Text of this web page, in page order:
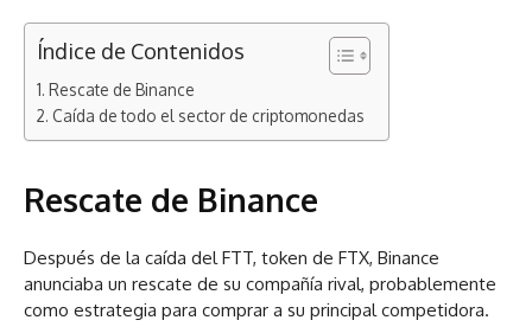
Índice de Contenidos
Rescate de Binance
Caída de todo el sector de criptomonedas
Rescate de Binance
Después de la caída del FTT, token de FTX, Binance
anunciaba un rescate de su compañía rival, probablemente
como estrategia para comprar a su principal competidora.